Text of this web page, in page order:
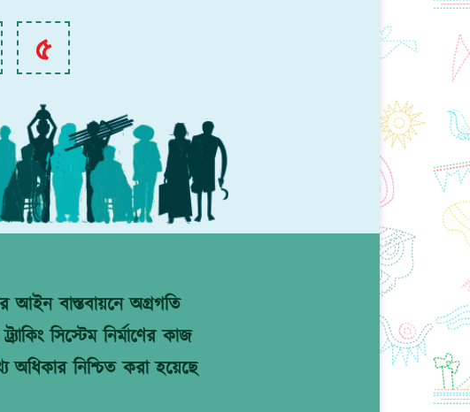
৫
আইন বাস্তবায়নে অগ্রগতি
সিস্টেম নির্মাণের কাজ
অধিকার নিশ্চিত করা হয়েছে